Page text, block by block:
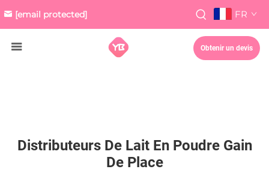
[email protected] FR
Obtenir un devis
Distributeurs De Lait En Poudre Gain
De Place